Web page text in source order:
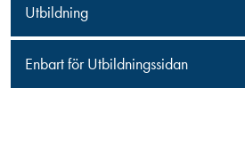
Utbildning
Enbart för Utbildningssidan